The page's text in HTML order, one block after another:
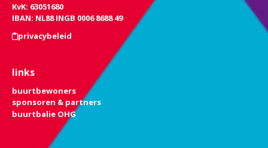
KvK: 63051680
IBAN: NL88 INGB 0006 8688 49
privacybeleid
links
buurtbewoners
sponsoren & partners
buurtbalie OHG